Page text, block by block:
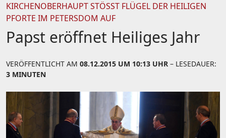
KIRCHENOBERHAUPT STÖSST FLÜGEL DER HEILIGEN P
FORTE IM PETERSDOM AUF
Papst eröffnet Heiliges Jahr
VERÖFFENTLICHT AM 08.12.2015 UM 10:13 UHR – LESEDAUER:
3 MINUTEN